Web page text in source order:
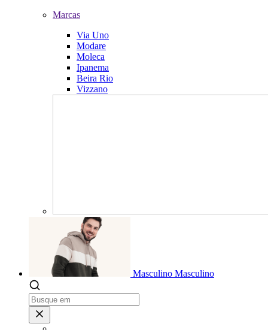
Marcas
Via Uno
Modare
Moleca
Ipanema
Beira Rio
Vizzano
Masculino Masculino